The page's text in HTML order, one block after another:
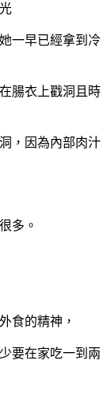
一早已經拿到冷
腸衣上戳洞且時
，因為內部肉汁
多。
食的精神，
要在家吃一到兩